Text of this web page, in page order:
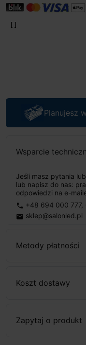
Planujesz
Wsparcie
Jeśli masz pytania
lub napisz do nas:
odpowiedzi na e-
phone +48 694 000 777,
email sklep@salonled.pl
Metody płatności
Koszt dostawy
Zapytaj o produkt